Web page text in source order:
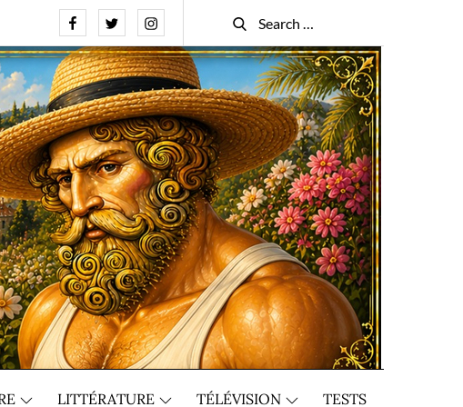
FacebookTwitterInstagram
Search
for:
Search
LITTÉRATURE TÉLÉVISION TESTS